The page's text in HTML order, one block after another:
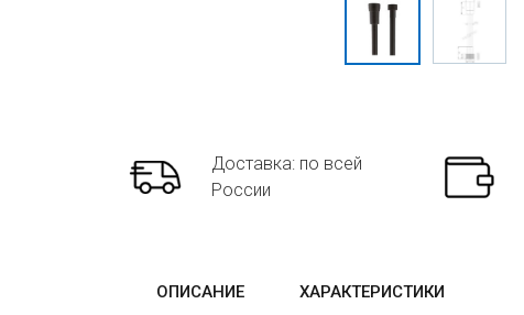
Доставка: по всей
России
ОПИСАНИЕ ХАРАКТЕРИСТИКИ